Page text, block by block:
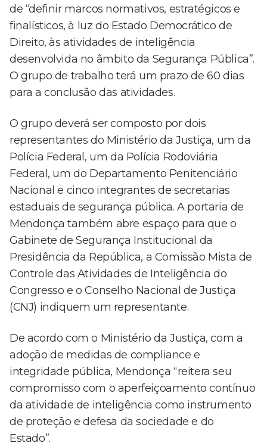
de “definir marcos normativos, estratégicos e
finalísticos, à luz do Estado Democrático de
Direito, às atividades de inteligência
desenvolvida no âmbito da Segurança Pública”.
O grupo de trabalho terá um prazo de 60 dias
para a conclusão das atividades.
O grupo deverá ser composto por dois
representantes do Ministério da Justiça, um da
Polícia Federal, um da Polícia Rodoviária
Federal, um do Departamento Penitenciário
Nacional e cinco integrantes de secretarias
estaduais de segurança pública. A portaria de
Mendonça também abre espaço para que o
Gabinete de Segurança Institucional da
Presidência da República, a Comissão Mista de
Controle das Atividades de Inteligência do
Congresso e o Conselho Nacional de Justiça
(CNJ) indiquem um representante.
De acordo com o Ministério da Justiça, com a
adoção de medidas de compliance e
integridade pública, Mendonça “reitera seu
compromisso com o aperfeiçoamento contínuo
da atividade de inteligência como instrumento
de proteção e defesa da sociedade e do
Estado”.